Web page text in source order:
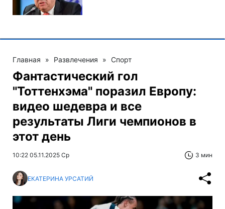
Главная » Развлечения » Спорт
Фантастический гол
"Тоттенхэма" поразил Европу:
видео шедевра и все
результаты Лиги чемпионов в
этот день
10:22 05.11.2025 Ср 3 мин
ЕКАТЕРИНА УРСАТИЙ